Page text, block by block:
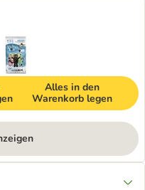
Alles in den
Warenkorb legen